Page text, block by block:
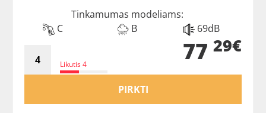
Tinkamumas modeliams:
C
B 69dB
Likutis 4 77 29€
PIRKTI